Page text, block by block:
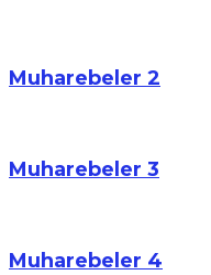
Muharebeler 2
Muharebeler 3
Muharebeler 4